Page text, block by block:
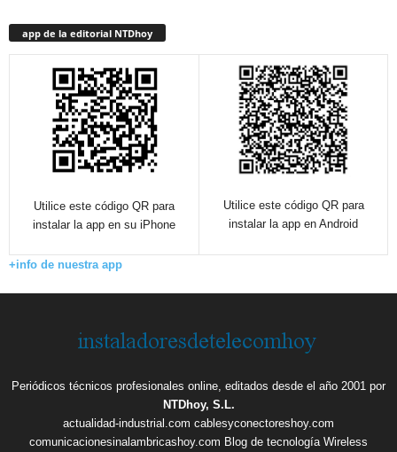
app de la editorial NTDhoy
Utilice este código QR para
instalar la app en su iPhone
Utilice este código QR para
instalar la app en Android
+info de nuestra app
Periódicos técnicos profesionales online, editados desde el año 2001 por
NTDhoy, S.L.
actualidad-industrial.com cablesyconectoreshoy.com
comunicacionesinalambricashoy.com Blog de tecnología Wireless